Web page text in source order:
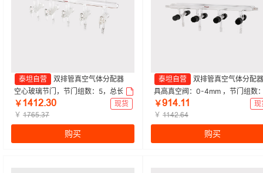
泰坦自营
双排管真空气体分配器
空心玻璃节门，节门组数：5，总长：
450mm，3小咀，左前左右后 特优
级|450mm，左前左右后|Titan/泰坦 |
1个
￥ ǝȂǝſŤŁř
现货
￥ ǝƚƧœŤŁƚ
购买
泰坦自营
双排管真空气体分配器
具高真空阀：0-4mm ，节门组数
4，总长度：450mm 特优级
|Titan/泰坦 | 1个
￥ůǝȂŤǝǝ
现
￥ ǝǝȂſŤƧȂ
购买